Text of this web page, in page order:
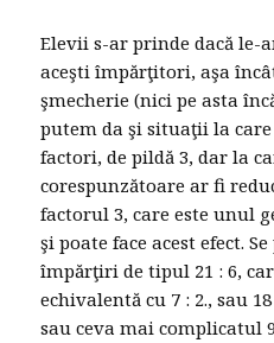
Elevii s-ar prinde dacă le-
aceşti împărţitori, aşa
şmecherie (nici pe asta
putem da şi situaţii la
factori, de pildă 3, dar la
corespunzătoare ar fi
factorul 3, care este unul
şi poate face acest efect.
împărţiri de tipul 21 : 6,
echivalentă cu 7 : 2., sau
sau ceva mai complicatul